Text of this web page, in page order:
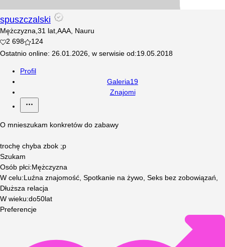
spuszczalski
Mężczyzna,31 lat,AAA, Nauru
2 698
124
Ostatnio online: 26.01.2026, w serwisie od:19.05.2018
Profil
Galeria19
Znajomi
O mnieszukam konkretów do zabawy
trochę chyba zbok ;p
Szukam
Osób płci:Mężczyzna
W celu:Luźna znajomość, Spotkanie na żywo, Seks bez zobowiązań,
Dłuższa relacja
W wieku:do50lat
Preferencje